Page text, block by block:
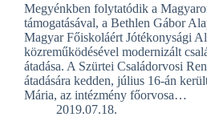
Megyénkben folytatódik a
támogatásával, a Bethlen Gábor
Magyar Főiskoláért Jótékonysági
közreműködésével modernizált
átadása. A Szürtei Családorvosi
átadására kedden, július 16-án
Mária, az intézmény főorvosa…
2019.07.18.